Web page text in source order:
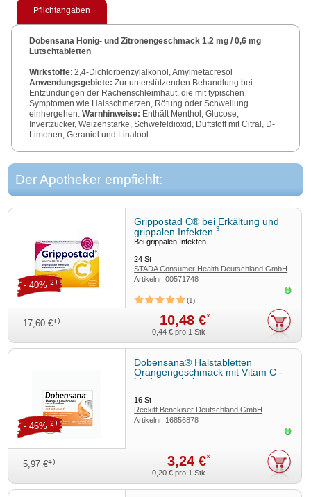
Pflichtangaben
Dobensana Honig- und Zitronengeschmack 1,2 mg / 0,6 mg
Lutschtabletten
Wirkstoffe: 2,4-Dichlorbenzylalkohol, Amylmetacresol
Anwendungsgebiete: Zur unterstützenden Behandlung bei
Entzündungen der Rachenschleimhaut, die mit typischen
Symptomen wie Halsschmerzen, Rötung oder Schwellung
einhergehen. Warnhinweise: Enthält Menthol, Glucose,
Invertzucker, Weizenstärke, Schwefeldioxid, Duftstoff mit Citral, D-
Limonen, Geraniol und Linalool.
Zu Risiken und Nebenwirkungen lesen Sie die Packungsbeilage
und fragen Sie Ihre Ärztin, Ihren Arzt oder in Ihrer Apotheke.
DOBD0179
Reckitt Benckiser Deutschland GmbH – 69067 Heidelberg
Der Apotheker empfiehlt:
Grippostad C® bei Erkältung und
grippalen Infekten3
Bei grippalen Infekten
24St
STADA Consumer Health Deutschland GmbH
Artikelnr.00571748
1
17,60 €1) 10,48 €*
- 40% 2)
0,44 € pro 1 Stk
Dobensana® Halstabletten
Orangengeschmack mit Vitam C -
Linderung bei ersten
16St
Reckitt Benckiser Deutschland GmbH
Artikelnr. 16856878
5,97 €4) 3,24 €*
- 46% 2)
0,20 € pro 1 Stk